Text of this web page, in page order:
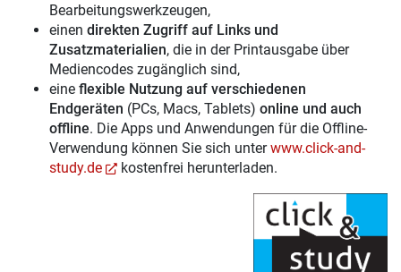
Bearbeitungswerkzeugen,
einen direkten Zugriff auf Links und
Zusatzmaterialien, die in der Printausgabe über
Mediencodes zugänglich sind,
eine flexible Nutzung auf verschiedenen
Endgeräten (PCs, Macs, Tablets) online und auch
offline. Die Apps und Anwendungen für die Offline-
Verwendung können Sie sich unterwww.click-and-
study.de
kostenfrei herunterladen.